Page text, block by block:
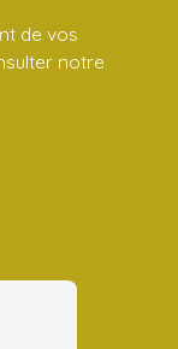
de vos
notre